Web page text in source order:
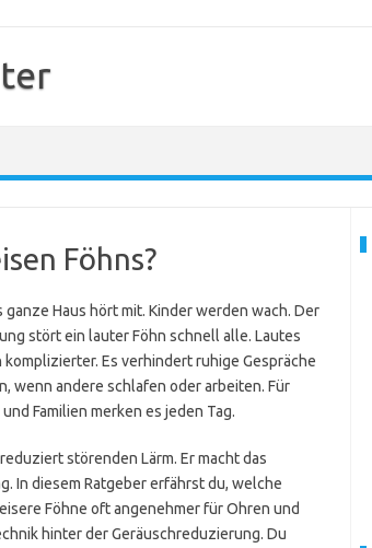
Föhns?
ganze Haus hört mit. Kinder werden wach. Der
stört ein lauter Föhn schnell alle. Lautes
Es verhindert ruhige Gespräche
wenn andere schlafen oder arbeiten. Für
Familien merken es jeden Tag.
störenden Lärm. Er macht das
In diesem Ratgeber erfährst du, welche
Föhne oft angenehmer für Ohren und
hinter der Geräuschreduzierung. Du